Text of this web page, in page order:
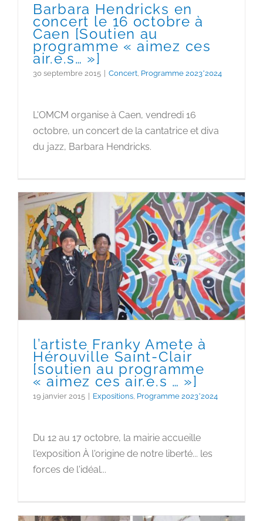
Barbara Hendricks en
concert le 16 octobre à
Caen [Soutien au
programme « aimez ces
air.e.s… »]
30 septembre 2015 Concert, Programme 2023*2024
L'OMCM organise à Caen, vendredi 16
octobre, un concert de la cantatrice et diva
du jazz, Barbara Hendricks.
l’artiste Franky Amete à
Hérouville Saint-Clair
[soutien au programme
« aimez ces air.e.s … »]
l’artiste Franky Amete à
Hérouville Saint-Clair
[soutien au programme
« aimez ces air.e.s … »]
19 janvier 2015 Expositions, Programme 2023*2024
Du 12 au 17 octobre, la mairie accueille
l'exposition À l'origine de notre liberté... les
forces de l'idéal...